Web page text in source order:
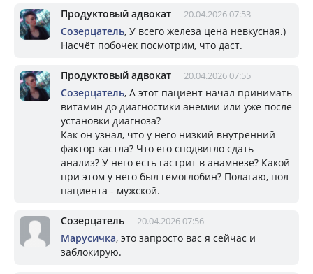
Продуктовый адвокат 20.04.2026 07:53
Созерцатель, У всего железа цена невкусная.)
Насчёт побочек посмотрим, что даст.
Продуктовый адвокат 20.04.2026 07:55
Созерцатель, А этот пациент начал принимать
витамин до диагностики анемии или уже после
установки диагноза?
Как он узнал, что у него низкий внутренний
фактор кастла? Что его сподвигло сдать
анализ? У него есть гастрит в анамнезе? Какой
при этом у него был гемоглобин? Полагаю, пол
пациента - мужской.
Созерцатель 20.04.2026 07:56
Марусичка, это запросто вас я сейчас и
заблокирую.